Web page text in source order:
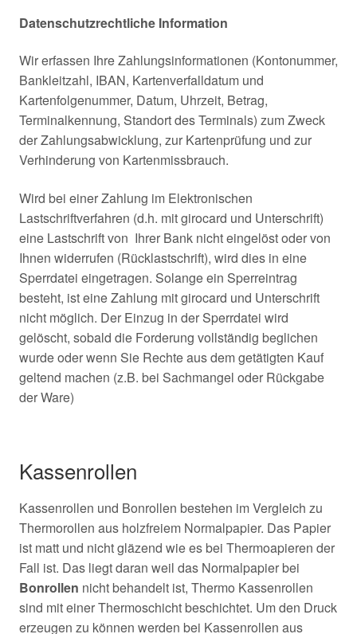
Datenschutzrechtliche Information
Wir erfassen Ihre Zahlungsinformationen (Kontonummer,
Bankleitzahl, IBAN, Kartenverfalldatum und
Kartenfolgenummer, Datum, Uhrzeit, Betrag,
Terminalkennung, Standort des Terminals) zum Zweck
der Zahlungsabwicklung, zur Kartenprüfung und zur
Verhinderung von Kartenmissbrauch.
Wird bei einer Zahlung im Elektronischen
Lastschriftverfahren (d.h. mit girocard und Unterschrift)
eine Lastschrift von Ihrer Bank nicht eingelöst oder von
Ihnen widerrufen (Rücklastschrift), wird dies in eine
Sperrdatei eingetragen. Solange ein Sperreintrag
besteht, ist eine Zahlung mit girocard und Unterschrift
nicht möglich. Der Einzug in der Sperrdatei wird
gelöscht, sobald die Forderung vollständig beglichen
wurde oder wenn Sie Rechte aus dem getätigten Kauf
geltend machen (z.B. bei Sachmangel oder Rückgabe
der Ware)
Kassenrollen
Kassenrollen und Bonrollen bestehen im Vergleich zu
Thermorollen aus holzfreiem Normalpapier. Das Papier
ist matt und nicht gläzend wie es bei Thermoapieren der
Fall ist. Das liegt daran weil das Normalpapier bei
Bonrollen nicht behandelt ist, Thermo Kassenrollen
sind mit einer Thermoschicht beschichtet. Um den Druck
erzeugen zu können werden bei Kassenrollen aus